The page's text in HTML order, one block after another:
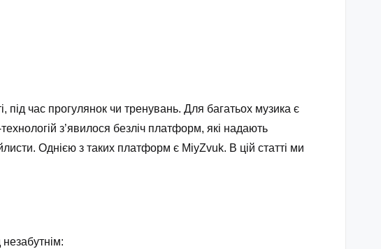
час прогулянок чи тренувань. Для багатьох музика є
з’явилося безліч платформ, які надають
Однією з таких платформ є MiyZvuk. В цій статті ми